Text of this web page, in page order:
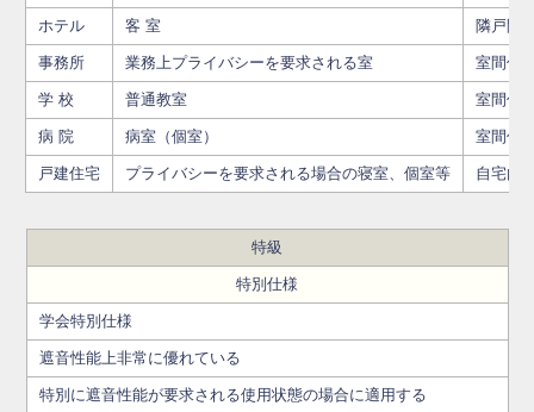
ホテル 客 室 隣戸間
事務所 業務上プライバシーを要求される室 室間仕
学 校 普通教室 室間仕
病 院 病室（個室） 室間仕
戸建住宅 プライバシーを要求される場合の寝室、個室等 自宅内
特級
特別仕様
学会特別仕様
遮音性能上非常に優れている
特別に遮音性能が要求される使用状態の場合に適用する